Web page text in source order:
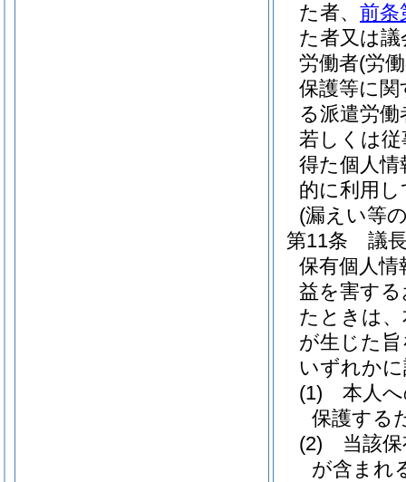
た者、 前条
た者又は
労働者(労
保護等に関
る派遣労
若しくは
得た個人
的に利用
(漏えい等
第11条
議
保有個人
益を害す
たときは
が生じた
いずれか
(1)
本人
保護する
(2)
当該
が含まれ